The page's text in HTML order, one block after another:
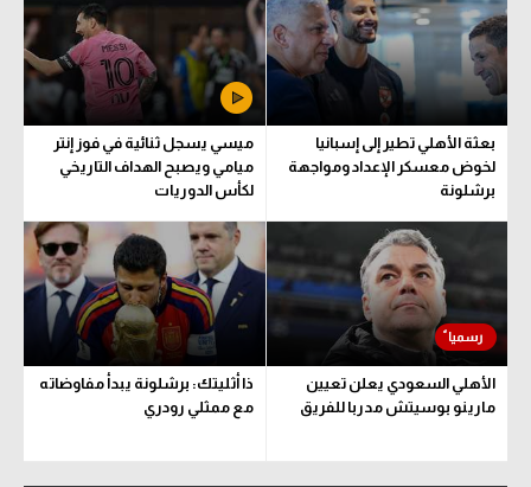
بعثة الأهلي تطير إلى إسبانيا
لخوض معسكر الإعداد ومواجهة
برشلونة
ميسي يسجل ثنائية في فوز إنتر
ميامي ويصبح الهداف التاريخي
لكأس الدوريات
الأهلي السعودي يعلن تعيين
مارينو بوسيتش مدربا للفريق
ذا أثليتك: برشلونة يبدأ مفاوضاته
مع ممثلي رودري